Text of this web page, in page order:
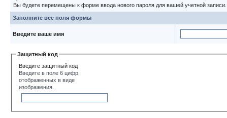
Вы будете перемещены к форме ввода нового пароля для вашей учетной записи.
Заполните все поля формы
Введите ваше имя
Защитный код
Введите защитный код
Введите в поле 6 цифр,
отображенных в виде
изображения.